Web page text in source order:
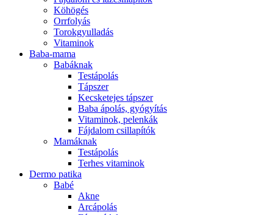
Köhögés
Orrfolyás
Torokgyulladás
Vitaminok
Baba-mama
Babáknak
Testápolás
Tápszer
Kecsketejes tápszer
Baba ápolás, gyógyítás
Vitaminok, pelenkák
Fájdalom csillapítók
Mamáknak
Testápolás
Terhes vitaminok
Dermo patika
Babé
Akne
Arcápolás